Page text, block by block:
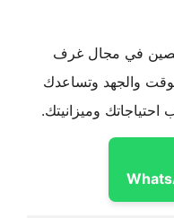
في مجال غرف
والجهد وتساعدك
وميزانيتك.